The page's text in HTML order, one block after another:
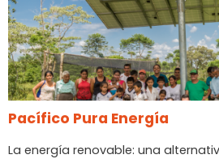
Pacífico Pura Energía
La energía renovable: una